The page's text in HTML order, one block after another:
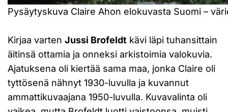
Pysäytyskuva Claire Ahon elokuvasta Suomi –
Kirjaa varten Jussi Brofeldt kävi läpi tuhansittain
äitinsä ottamia ja onneksi arkistoimia valokuvia.
Ajatuksena oli kiertää sama maa, jonka Claire oli
tyttösenä nähnyt 1930-luvulla ja kuvannut
ammattikuvaajana 1950-luvulla. Kuvavalinta oli